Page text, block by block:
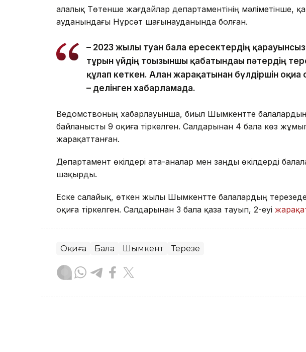
Қалалық Төтенше жағдайлар департаментінің мәліметінше,
ауданындағы Нұрсәт шағынауданында болған.
– 2023 жылы туған бала ересектердің
тұрғын үйдің тоғызыншы қабатындағы пәтердің
құлап кеткен. Алған жарақатынан бүлдіршін
– делінген хабарламада.
Ведомствоның хабарлауынша, биыл Шымкентте
байланысты 9 оқиға тіркелген. Салдарынан 4 бала көз
жарақаттанған.
Департамент өкілдері ата-аналар мен заңды өкілдерді
шақырды.
Еске салайық, өткен жылы Шымкентте балалардың
оқиға тіркелген. Салдарынан 3 бала қаза тауып, 2-еуі
Оқиға Бала Шымкент Терезе